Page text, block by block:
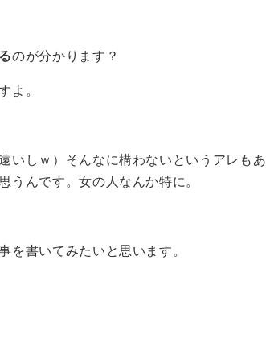
のが分かります？
よ。
いしｗ）そんなに構わないというアレもあ
うんです。女の人なんか特に。
書いてみたいと思います。